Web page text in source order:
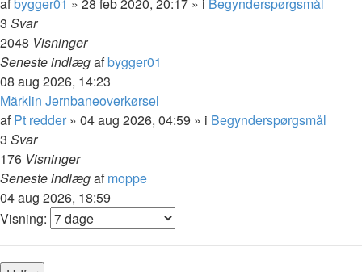
3 Svar
2048 Visninger
Seneste indlægafbygger01
08 aug 2026, 14:23
Märklin Jernbaneoverkørsel
afPt redder » 04 aug 2026, 04:59 » i Begynderspørgsmål
3 Svar
176 Visninger
Seneste indlægafmoppe
04 aug 2026, 18:59
Visning: